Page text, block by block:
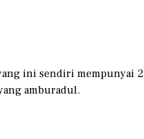
ini sendiri mempunyai 2
amburadul.